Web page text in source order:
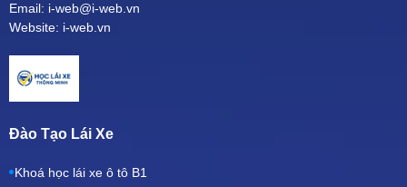
Email: i-web@i-web.vn
Website: i-web.vn
Đào Tạo Lái Xe
Khoá học lái xe ô tô B1